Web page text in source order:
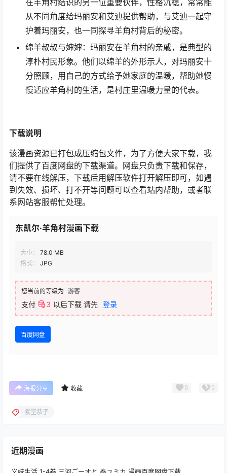
在羊角村结识的另一位重要伙伴，性格沉稳，常常能
从不同角度给玛丽安和艾迪提供帮助，与艾迪一起守
护着玛丽安，也一同探寻羊角村背后的秘密。
绵羊叔叔与婶婶：玛丽安在羊角村的亲戚，是典型的
淳朴村民形象。他们以绵羊的外形示人，对玛丽安十
分照顾，用自己的方式给予她家庭的温暖，帮助她慢
慢适应羊角村的生活，是村庄里温暖力量的代表。
下载说明
该漫画资源已打包成压缩包文件，为了方便大家下载，我
们提供了百度网盘的下载渠道。网盘只负责下载和保存，
请不要在线解压，下载后用解压软件打开解压即可，如遇
到失效、损坏、打不开等问题可以查看站内帮助，或者联
系网站客服帮忙处理。
东凯尔·羊角村漫画下载
大小：
78.0 MB
格式：
JPG
您当前的等级为 游客
支付 3 以后下载 请先 登录
百度网盘
海报分享 收藏 0 0
紫堂恭子
近期漫画
义妹生活 1-4卷 三河ごーすと 奏ユミカ 漫画百度网盘下载